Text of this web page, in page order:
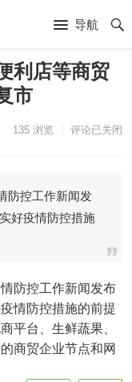
导航
利店等商贸
市
135浏览 评论已关闭
防控工作新闻发
好疫情防控措施
防控工作新闻发布
情防控措施的前提
平台、生鲜蔬果、
商贸企业节点和网